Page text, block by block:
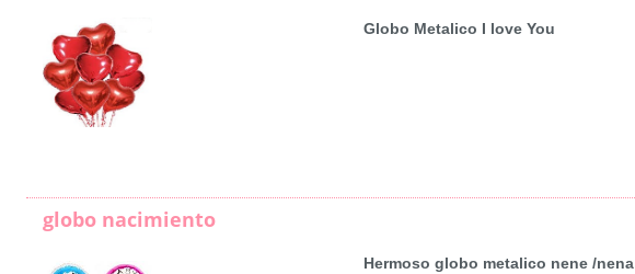
Globo Metalico I love You
globo nacimiento
Hermoso globo metalico nene /nena